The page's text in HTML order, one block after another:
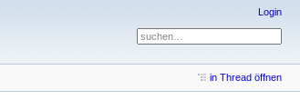
Login
in Thread öffnen